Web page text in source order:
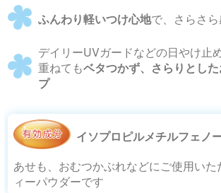
ふんわり軽いつけ心地で、さらさ
デイリーUVガードなどの日やけ止
重ねてもベタつかず、さらりとし
プ
イソプロピルメチルフェノ
あせも、おむつかぶれなどにご使用い
ィーパウダーです